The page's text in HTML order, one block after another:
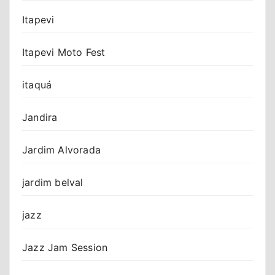
Itapevi
Itapevi Moto Fest
itaquá
Jandira
Jardim Alvorada
jardim belval
jazz
Jazz Jam Session